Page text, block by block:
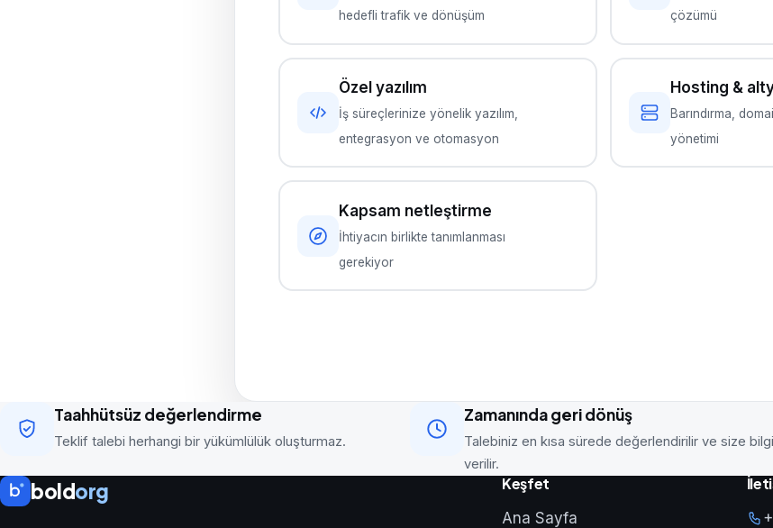
hedefli trafik ve dönüşüm
çözümü
Özel yazılım
İş süreçlerinize yönelik yazılım,
entegrasyon ve otomasyon
Hosting &
Barındırma,
yönetimi
Kapsam netleştirme
İhtiyacın birlikte tanımlanması
gerekiyor
Taahhütsüz değerlendirme
Teklif talebi herhangi bir yükümlülük oluşturmaz.
Zamanında geri dönüş
Talebiniz en kısa sürede değerlendirilir ve size bilgi
verilir.
boldorg Keşfet
Ana Sayfa